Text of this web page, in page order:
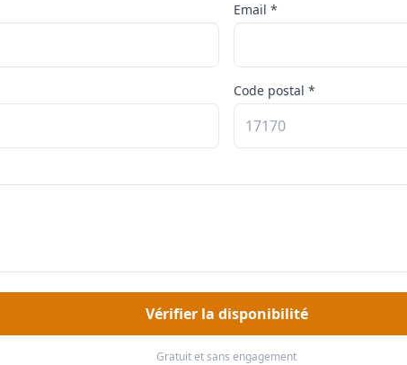
Email *
Code postal *
Vérifier la disponibilité
Gratuit et sans engagement